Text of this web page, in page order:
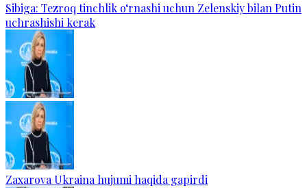
Sibiga: Tezroq tinchlik o‘rnashi uchun Zelenskiy bilan Putin
uchrashishi kerak
Zaxarova Ukraina hujumi haqida gapirdi